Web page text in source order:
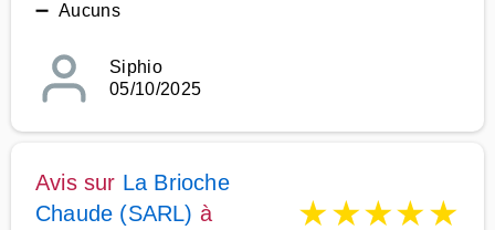
➖ Aucuns
Siphio
05/10/2025
Avis sur La Brioche
Chaude (SARL) à ★★★★★